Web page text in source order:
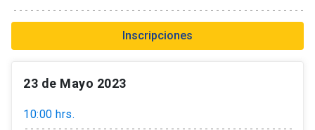
Inscripciones
23 de Mayo 2023
10:00 hrs.